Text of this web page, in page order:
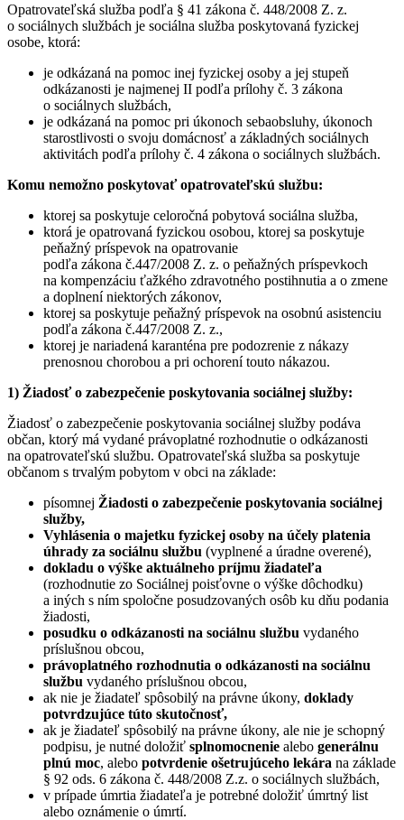
Opatrovateľská služba podľa § 41 zákona č. 448/2008 Z. z.
o sociálnych službách je sociálna služba poskytovaná fyzickej
osobe, ktorá:
je odkázaná na pomoc inej fyzickej osoby a jej stupeň
odkázanosti je najmenej II podľa prílohy č. 3 zákona
o sociálnych službách,
je odkázaná na pomoc pri úkonoch sebaobsluhy, úkonoch
starostlivosti o svoju domácnosť a základných sociálnych
aktivitách podľa prílohy č. 4 zákona o sociálnych službách.
Komu nemožno poskytovať opatrovateľskú službu:
ktorej sa poskytuje celoročná pobytová sociálna služba,
ktorá je opatrovaná fyzickou osobou, ktorej sa poskytuje
peňažný príspevok na opatrovanie
podľa zákona č.447/2008 Z. z. o peňažných príspevkoch
na kompenzáciu ťažkého zdravotného postihnutia a o zmene
a doplnení niektorých zákonov,
ktorej sa poskytuje peňažný príspevok na osobnú asistenciu
podľa zákona č.447/2008 Z. z.,
ktorej je nariadená karanténa pre podozrenie z nákazy
prenosnou chorobou a pri ochorení touto nákazou.
1) Žiadosť o zabezpečenie poskytovania sociálnej služby:
Žiadosť o zabezpečenie poskytovania sociálnej služby podáva
občan, ktorý má vydané právoplatné rozhodnutie o odkázanosti
na opatrovateľskú službu. Opatrovateľská služba sa poskytuje
občanom s trvalým pobytom v obci na základe:
písomnej Žiadosti o zabezpečenie poskytovania sociálnej
služby,
Vyhlásenia o majetku fyzickej osoby na účely platenia
úhrady za sociálnu službu (vyplnené a úradne overené),
dokladu o výške aktuálneho príjmu žiadateľa
(rozhodnutie zo Sociálnej poisťovne o výške dôchodku)
a iných s ním spoločne posudzovaných osôb ku dňu podania
žiadosti,
posudku o odkázanosti na sociálnu službu vydaného
príslušnou obcou,
právoplatného rozhodnutia o odkázanosti na sociálnu
službu vydaného príslušnou obcou,
ak nie je žiadateľ spôsobilý na právne úkony, doklady
potvrdzujúce túto skutočnosť,
ak je žiadateľ spôsobilý na právne úkony, ale nie je schopný
podpisu, je nutné doložiť splnomocnenie alebo generálnu
plnú moc, alebo potvrdenie ošetrujúceho lekára na základe
§ 92 ods. 6 zákona č. 448/2008 Z.z. o sociálnych službách,
v prípade úmrtia žiadateľa je potrebné doložiť úmrtný list
alebo oznámenie o úmrtí.